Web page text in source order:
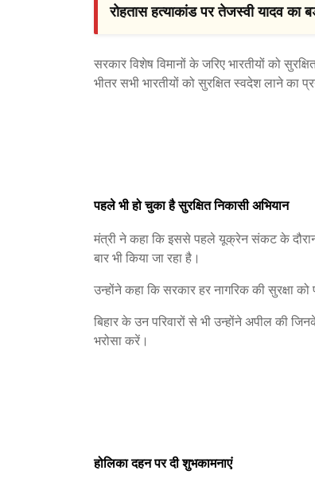
रोहतास हत्याकांड पर तेजस्वी यादव का
सरकार विशेष विमानों के जरिए भारतीयों को
भीतर सभी भारतीयों को सुरक्षित स्वदेश लाने का
पहले भी हो चुका है सुरक्षित निकासी अभियान
मंत्री ने कहा कि इससे पहले यूक्रेन संकट के दौरान
बार भी किया जा रहा है।
उन्होंने कहा कि सरकार हर नागरिक की सुरक्षा
बिहार के उन परिवारों से भी उन्होंने अपील की
भरोसा करें।
होलिका दहन पर दी शुभकामनाएं